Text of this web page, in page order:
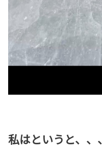
私はというと、、、